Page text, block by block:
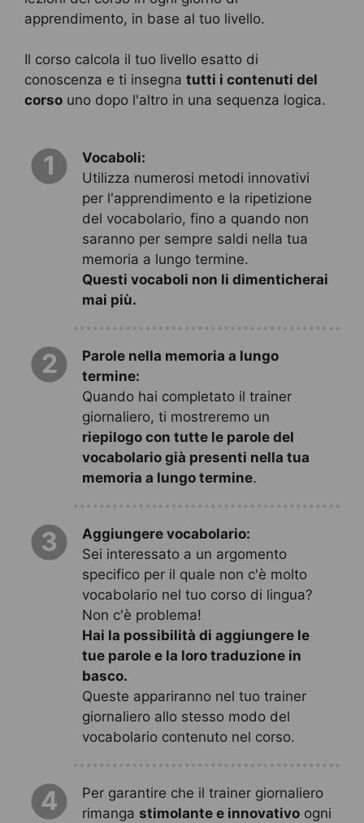
apprendimento, in base al tuo livello.
Il corso calcola il tuo livello esatto di
conoscenza e ti insegna tutti i contenuti del
corso uno dopo l'altro in una sequenza logica.
1
Vocaboli:
Utilizza numerosi metodi innovativi
per l'apprendimento e la ripetizione
del vocabolario, fino a quando non
saranno per sempre saldi nella tua
memoria a lungo termine.
Questi vocaboli non li dimenticherai
mai più.
2
Parole nella memoria a lungo
termine:
Quando hai completato il trainer
giornaliero, ti mostreremo un
riepilogo con tutte le parole del
vocabolario già presenti nella tua
memoria a lungo termine.
3
Aggiungere vocabolario:
Sei interessato a un argomento
specifico per il quale non c'è molto
vocabolario nel tuo corso di lingua?
Non c'è problema!
Hai la possibilità di aggiungere le
tue parole e la loro traduzione in
basco.
Queste appariranno nel tuo trainer
giornaliero allo stesso modo del
vocabolario contenuto nel corso.
4
Per garantire che il trainer giornaliero
rimanga stimolante e innovativo ogni